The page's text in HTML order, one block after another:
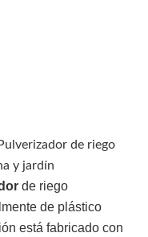
de riego
y jardín
de riego
de plástico
está fabricado con